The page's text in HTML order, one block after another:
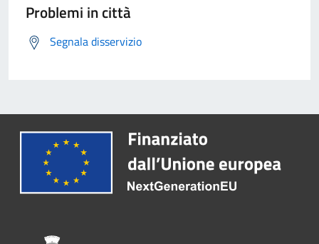
Problemi in città
Segnala disservizio